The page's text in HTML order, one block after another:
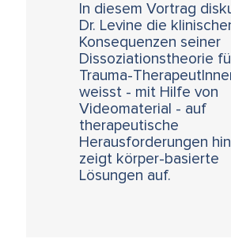
In diesem Vortrag
Dr. Levine die
Konsequenzen seiner
Dissoziationstheorie
Trauma-
weisst - mit Hilfe von
Videomaterial - auf
therapeutische
Herausforderungen
zeigt körper-basierte
Lösungen auf.